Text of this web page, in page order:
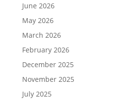
June 2026
May 2026
March 2026
February 2026
December 2025
November 2025
July 2025